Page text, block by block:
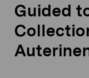
Guided